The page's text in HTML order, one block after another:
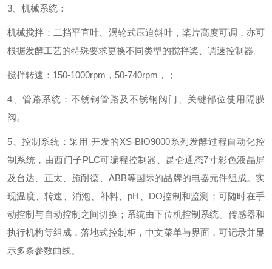
3、机械系统：
机械搅拌：二挡平直叶、涡轮式压迫斜叶，桨片高度可调，亦可
根据发酵工艺的特殊要求更换不同类型的搅拌桨、调速控制器。
搅拌转速：150-1000rpm，50-740rpm，；
4、管路系统：不锈钢管路及不锈钢阀门、关键部位使用隔膜
阀。
5、控制系统：采用 开发的XS-BIO9000系列发酵过程自动化控
制系统，由西门子PLC可编程控制器、昆仑通态7寸彩色液晶屏
及台达、正太、施耐德、ABB等国际的品牌的电器元件组成。实
现温度、转速、消泡、补料、pH、DO控制和监测；可随时在手
动控制与自动控制之间切换；系统由下位机控制系统、传感器和
执行机构等组成，落地式控制柜，中文菜单与界面，可记录并显
示多条参数曲线。